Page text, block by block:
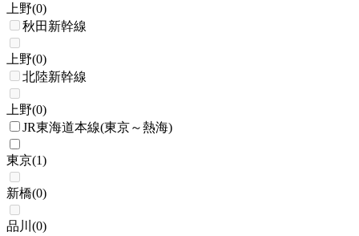
上野(0)
秋田新幹線
上野(0)
北陸新幹線
上野(0)
JR東海道本線(東京～熱海)
東京(1)
新橋(0)
品川 (0)